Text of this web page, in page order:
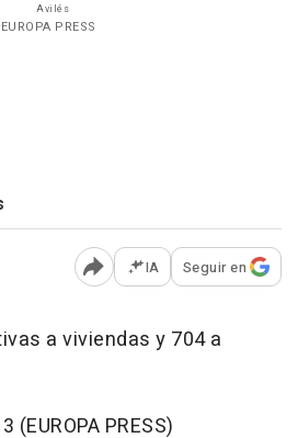
Avilés
PRESS
Abrir opciones para
IA Seguir en
a viviendas y 704 a
(EUROPA PRESS)